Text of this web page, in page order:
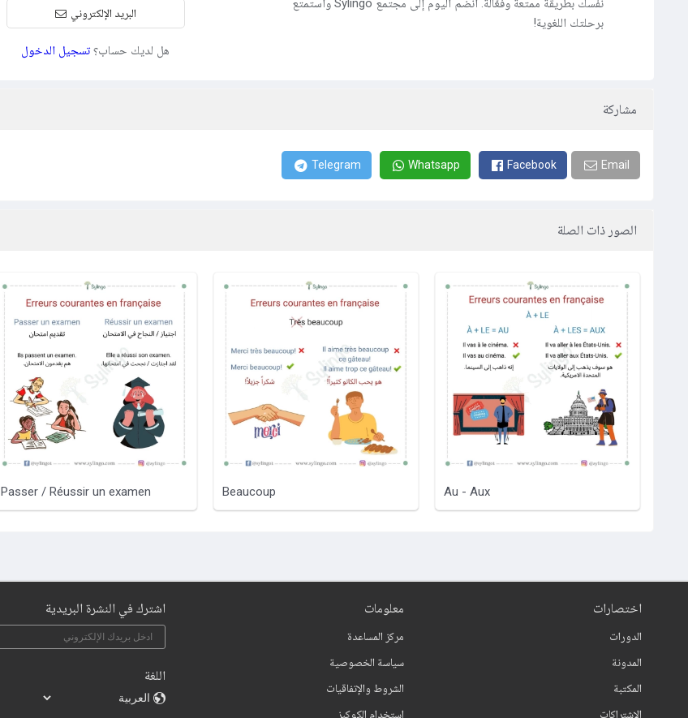
نفسك بطريقة ممتعة وفعّالة. انضم اليوم إلى مجتمع Sylingo واستمتع
برحلتك اللغوية!
البريد الإلكتروني
هل لديك حساب؟ تسجيل الدخول
مشاركة
Email
Facebook
Whatsapp
Telegram
الصور ذات الصلة
Au - Aux
Beaucoup
Passer / Réussir un examen
اختصارات
الدورات
المدونة
المكتبة
الإشتراكات
معلومات
مركز المساعدة
سياسة الخصوصية
الشروط والإتفاقيات
استخدام الكوكيز
اشترك في النشرة البريدية
اللغة